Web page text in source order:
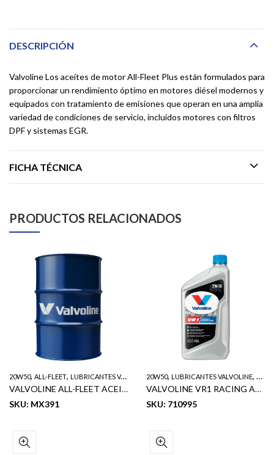
DESCRIPCIÓN
Valvoline Los aceites de motor All-Fleet Plus están formulados para
proporcionar un rendimiento óptimo en motores diésel modernos y
equipados con tratamiento de emisiones que operan en una amplia
variedad de condiciones de servicio, incluidos motores con filtros
DPF y sistemas EGR.
FICHA TÉCNICA
PRODUCTOS RELACIONADOS
20W50, ALL-FLEET, LUBRICANTES VALVOLINE
VALVOLINE ALL-FLEET ACEITE DE MOTOR DIESEL SAE 20W50 55GL
SKU: MX391
20W50, LUBRICANTES VALVOLINE, VR1
VALVOLINE VR1 RACING ACEITE DE MOTOR SAE 20W50 1QT
SKU: 710995